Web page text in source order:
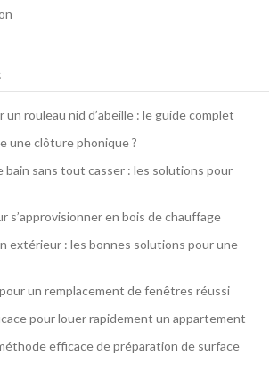
rouleau nid d’abeille : le guide complet
une clôture phonique ?
bain sans tout casser : les solutions pour
s’approvisionner en bois de chauffage
extérieur : les bonnes solutions pour une
un remplacement de fenêtres réussi
pour louer rapidement un appartement
efficace de préparation de surface